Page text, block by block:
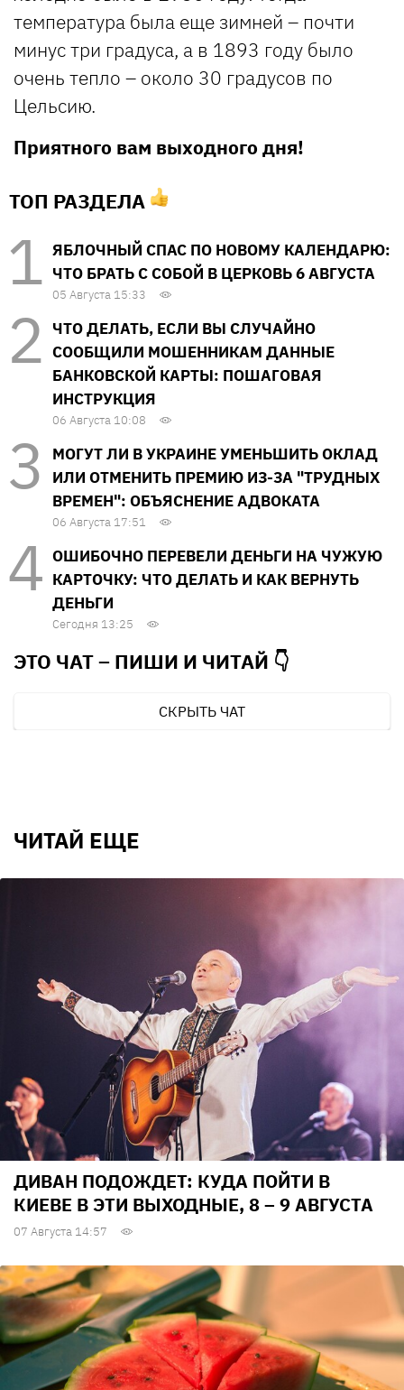
температура была еще зимней – почти
минус три градуса, а в 1893 году было
очень тепло – около 30 градусов по
Цельсию.
Приятного вам выходного дня!
ТОП РАЗДЕЛА
ЯБЛОЧНЫЙ СПАС ПО НОВОМУ КАЛЕНДАРЮ:
ЧТО БРАТЬ С СОБОЙ В ЦЕРКОВЬ 6 АВГУСТА
05 Августа 15:33
ЧТО ДЕЛАТЬ, ЕСЛИ ВЫ СЛУЧАЙНО
СООБЩИЛИ МОШЕННИКАМ ДАННЫЕ
БАНКОВСКОЙ КАРТЫ: ПОШАГОВАЯ
ИНСТРУКЦИЯ
06 Августа 10:08
МОГУТ ЛИ В УКРАИНЕ УМЕНЬШИТЬ ОКЛАД
ИЛИ ОТМЕНИТЬ ПРЕМИЮ ИЗ-ЗА "ТРУДНЫХ
ВРЕМЕН": ОБЪЯСНЕНИЕ АДВОКАТА
06 Августа 17:51
ОШИБОЧНО ПЕРЕВЕЛИ ДЕНЬГИ НА ЧУЖУЮ
КАРТОЧКУ: ЧТО ДЕЛАТЬ И КАК ВЕРНУТЬ
ДЕНЬГИ
Сегодня 13:25
ЭТО ЧАТ – ПИШИ И ЧИТАЙ 👇
СКРЫТЬ ЧАТ
ЧИТАЙ ЕЩЕ
ДИВАН ПОДОЖДЕТ: КУДА ПОЙТИ В
КИЕВЕ В ЭТИ ВЫХОДНЫЕ, 8 – 9 АВГУСТА
07 Августа 14:57